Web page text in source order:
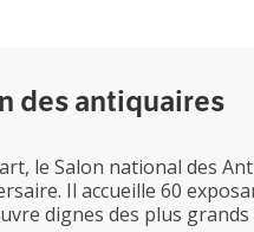
des antiquaires
le Salon national des
Il accueille 60
dignes des plus grands